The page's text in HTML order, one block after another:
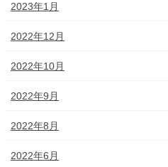
2023年1月
2022年12月
2022年10月
2022年9月
2022年8月
2022年6月